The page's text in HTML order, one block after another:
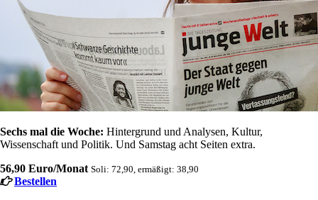
Sechs mal die Woche: Hintergrund und Analysen, Kultur,
Wissenschaft und Politik. Und Samstag acht Seiten extra.
56,90 Euro/Monat Soli: 72,90, ermäßigt: 38,90
Bestellen